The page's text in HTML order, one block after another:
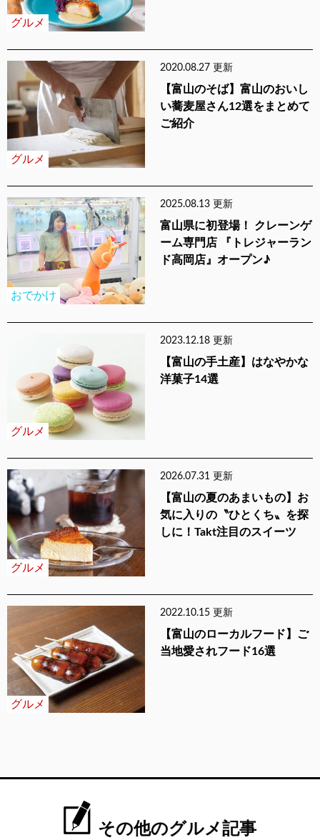
グルメ
グルメ
2020.08.27 更新
【富山のそば】富山のおいし
い蕎麦屋さん12選をまとめて
ご紹介
おでかけ
2025.08.13 更新
富山県に初登場！ クレーンゲ
ーム専門店 『トレジャーラン
ド高岡店』オープン♪
グルメ
2023.12.18 更新
【富山の手土産】はなやかな
洋菓子14選
グルメ
2026.07.31 更新
【富山の夏のあまいもの】お
気に入りの〝ひとくち〟を探
しに！Takt注目のスイーツ
グルメ
2022.10.15 更新
【富山のローカルフード】ご
当地愛されフード16選
その他のグルメ記事